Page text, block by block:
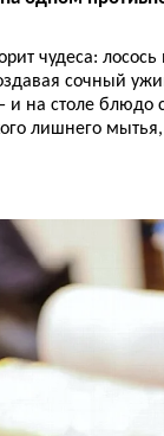
чудеса:
сочный
на столе блюдо
лишнего мытья,